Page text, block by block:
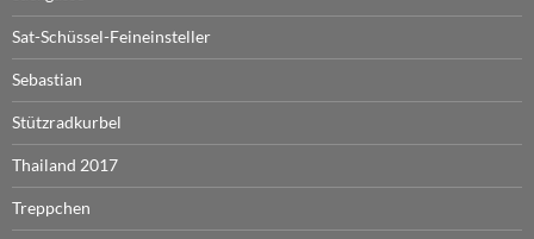
Sat-Schüssel-Feineinsteller
Sebastian
Stützradkurbel
Thailand 2017
Treppchen